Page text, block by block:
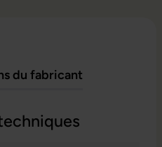
du fabricant